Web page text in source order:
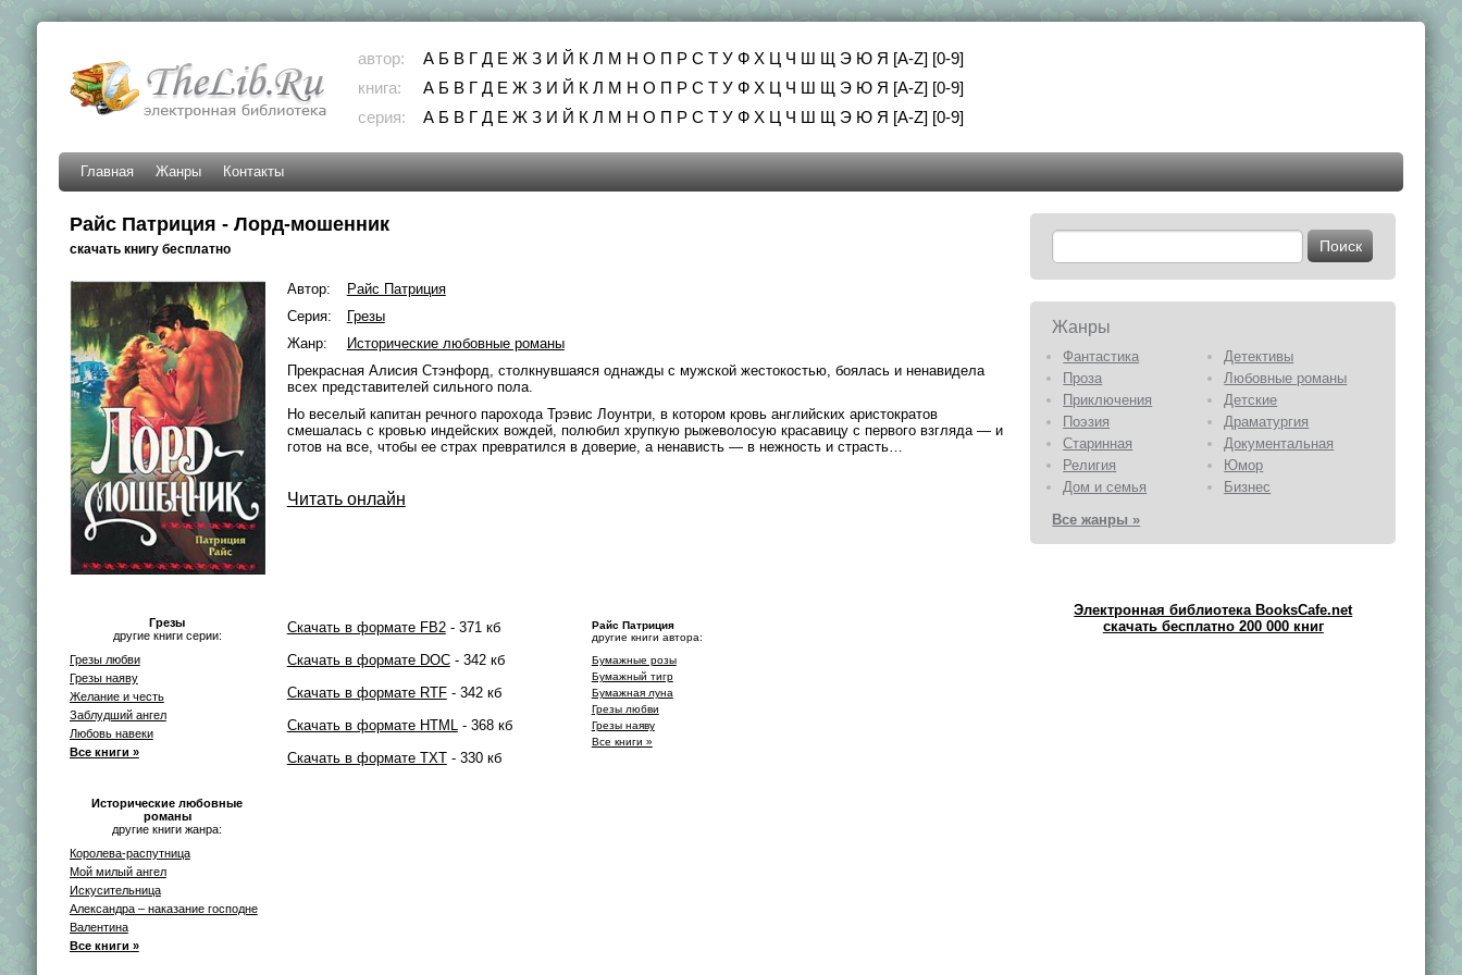
автор: А Б В Г Д Е Ж З И Й К Л М Н О П Р С Т У Ф Х Ц Ч Ш Щ Э Ю Я [A-Z] [0-9]
книга:
А Б В Г Д Е Ж З И Й К Л М Н О П Р С Т У Ф Х Ц Ч Ш Щ Э Ю Я [A-Z] [0-9]
серия:
А Б В Г Д Е Ж З И Й К Л М Н О П Р С Т У Ф Х Ц Ч Ш Щ Э Ю Я [A-Z] [0-9]
Главная Жанры Контакты
Райс Патриция - Лорд-мошенник
скачать книгу бесплатно
Грезы
другие книги серии:
Грезы любви
Грезы наяву
Желание и честь
Заблудший ангел
Любовь навеки
Все книги »
Исторические любовные
романы
другие книги жанра:
Королева-распутница
Мой милый ангел
Искусительница
Александра – наказание господне
Валентина
Все книги »
Автор:
Райс Патриция
Серия:
Грезы
Жанр:
Исторические любовные романы
Прекрасная Алисия Стэнфорд, столкнувшаяся однажды с мужской жестокостью, боялась и ненавидела
всех представителей сильного пола.
Но веселый капитан речного парохода Трэвис Лоунтри, в котором кровь английских аристократов
смешалась с кровью индейских вождей, полюбил хрупкую рыжеволосую красавицу с первого взгляда — и
готов на все, чтобы ее страх превратился в доверие, а ненависть — в нежность и страсть…
Читать онлайн
Скачать в формате FB2- 371 кб
Скачать в формате DOC- 342 кб
Скачать в формате RTF- 342 кб
Скачать в формате HTML- 368 кб
Скачать в формате TXT- 330 кб
Райс Патриция
другие книги автора:
Бумажные розы
Бумажный тигр
Бумажная луна
Грезы любви
Грезы наяву
Все книги »
Жанры
Фантастика
Детективы
Проза
Любовные романы
Приключения
Детские
Поэзия
Драматургия
Старинная
Документальная
Религия
Юмор
Дом и семья
Бизнес
Все жанры »
Электронная библиотека BooksCafe.net
скачать бесплатно 200 000 книг